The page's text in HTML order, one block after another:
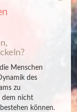
Menschen
des
zu
dem nicht
können.